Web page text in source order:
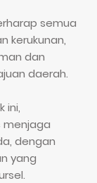
semua
kerukunan,
dan
daerah.
ini,
menjaga
dengan
yang